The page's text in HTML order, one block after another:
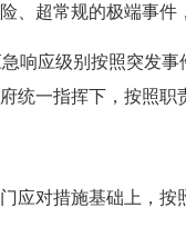
、超常规的极端事
应级别按照突发事
统一指挥下，按照职
对措施基础上，按